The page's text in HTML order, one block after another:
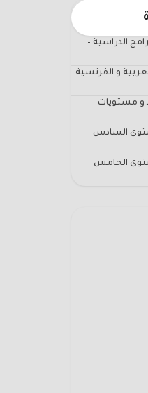
الدراسية –
و الفرنسية
و مستويات
السادس
الخامس